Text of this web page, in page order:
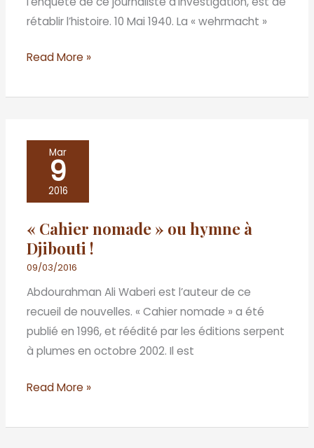
rétablir l’histoire. 10 Mai 1940. La « wehrmacht »
oubliés
Read More »
Mar
9
2016
« Cahier nomade » ou hymne à
Djibouti !
09/03/2016
Abdourahman Ali Waberi est l’auteur de ce
recueil de nouvelles. « Cahier nomade » a été
publié en 1996, et réédité par les éditions serpent
à plumes en octobre 2002. Il est
Cahier
nomade
ou
hymne
à
Djibouti
!
Read More »